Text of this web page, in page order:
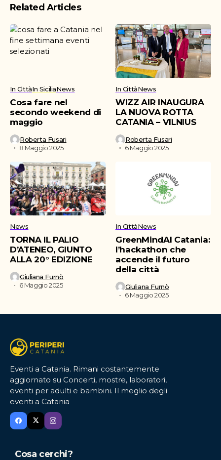
Related Articles
In CittàIn SiciliaNews
Cosa fare nel
secondo weekend di
maggio
Roberta Fusari
8 Maggio 2025
In CittàNews
WIZZ AIR INAUGURA
LA NUOVA ROTTA
CATANIA – VILNIUS
Roberta Fusari
6 Maggio 2025
News
TORNA IL PALIO
D’ATENEO, GIUNTO
ALLA 20° EDIZIONE
Giuliana Furnò
6 Maggio 2025
In CittàNews
GreenMindAI Catania:
l’hackathon che
accende il futuro
della città
Giuliana Furnò
6 Maggio 2025
Eventi a Catania. Rimani costantemente
aggiornato su Concerti, mostre, laboratori,
eventi per adulti e bambini. Il meglio degli
eventi a Catania
Cosa cerchi?